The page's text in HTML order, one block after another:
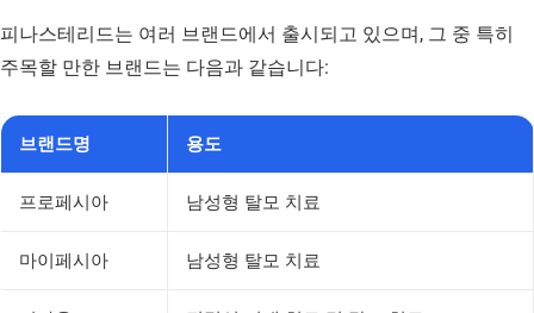
피나스테리드는 여러 브랜드에서 출시되고 있으며, 그 중 특히
주목할 만한 브랜드는 다음과 같습니다:
브랜드명 용도
프로페시아 남성형 탈모 치료
마이페시아 남성형 탈모 치료